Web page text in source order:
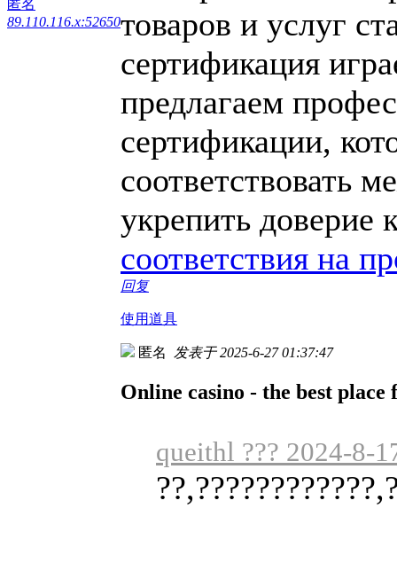
匿名
89.110.116.x:52650товаров и услуг
сертификация
предлагаем
сертификации,
соответствовать
укрепить доверие
соответствия на
回复
使用道具
匿名 发表于 2025-6-27 01:37:47
Online casino - the best
queithl ??? 2024-8-